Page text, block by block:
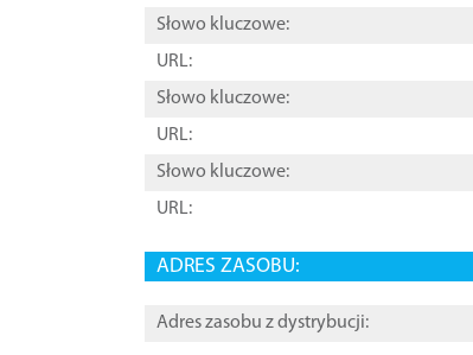
Słowo kluczowe:
URL:
Słowo kluczowe:
URL:
Słowo kluczowe:
URL:
ADRES ZASOBU:
Adres zasobu z dystrybucji: